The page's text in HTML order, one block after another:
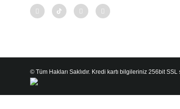
© Tüm Hakları Saklıdır. Kredi kartı bilgileriniz 256bit SSL